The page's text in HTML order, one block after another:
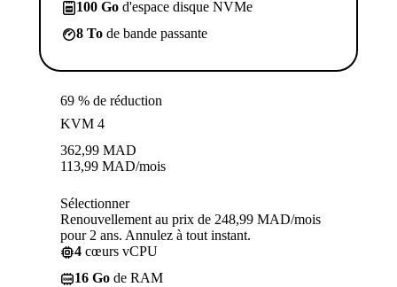
100 Go d'espace disque NVMe
8 To de bande passante
69 % de réduction
KVM 4
362,99 MAD
113,99 MAD/mois
Sélectionner
Renouvellement au prix de 248,99 MAD/mois
pour 2 ans. Annulez à tout instant.
4 cœurs vCPU
16 Go de RAM